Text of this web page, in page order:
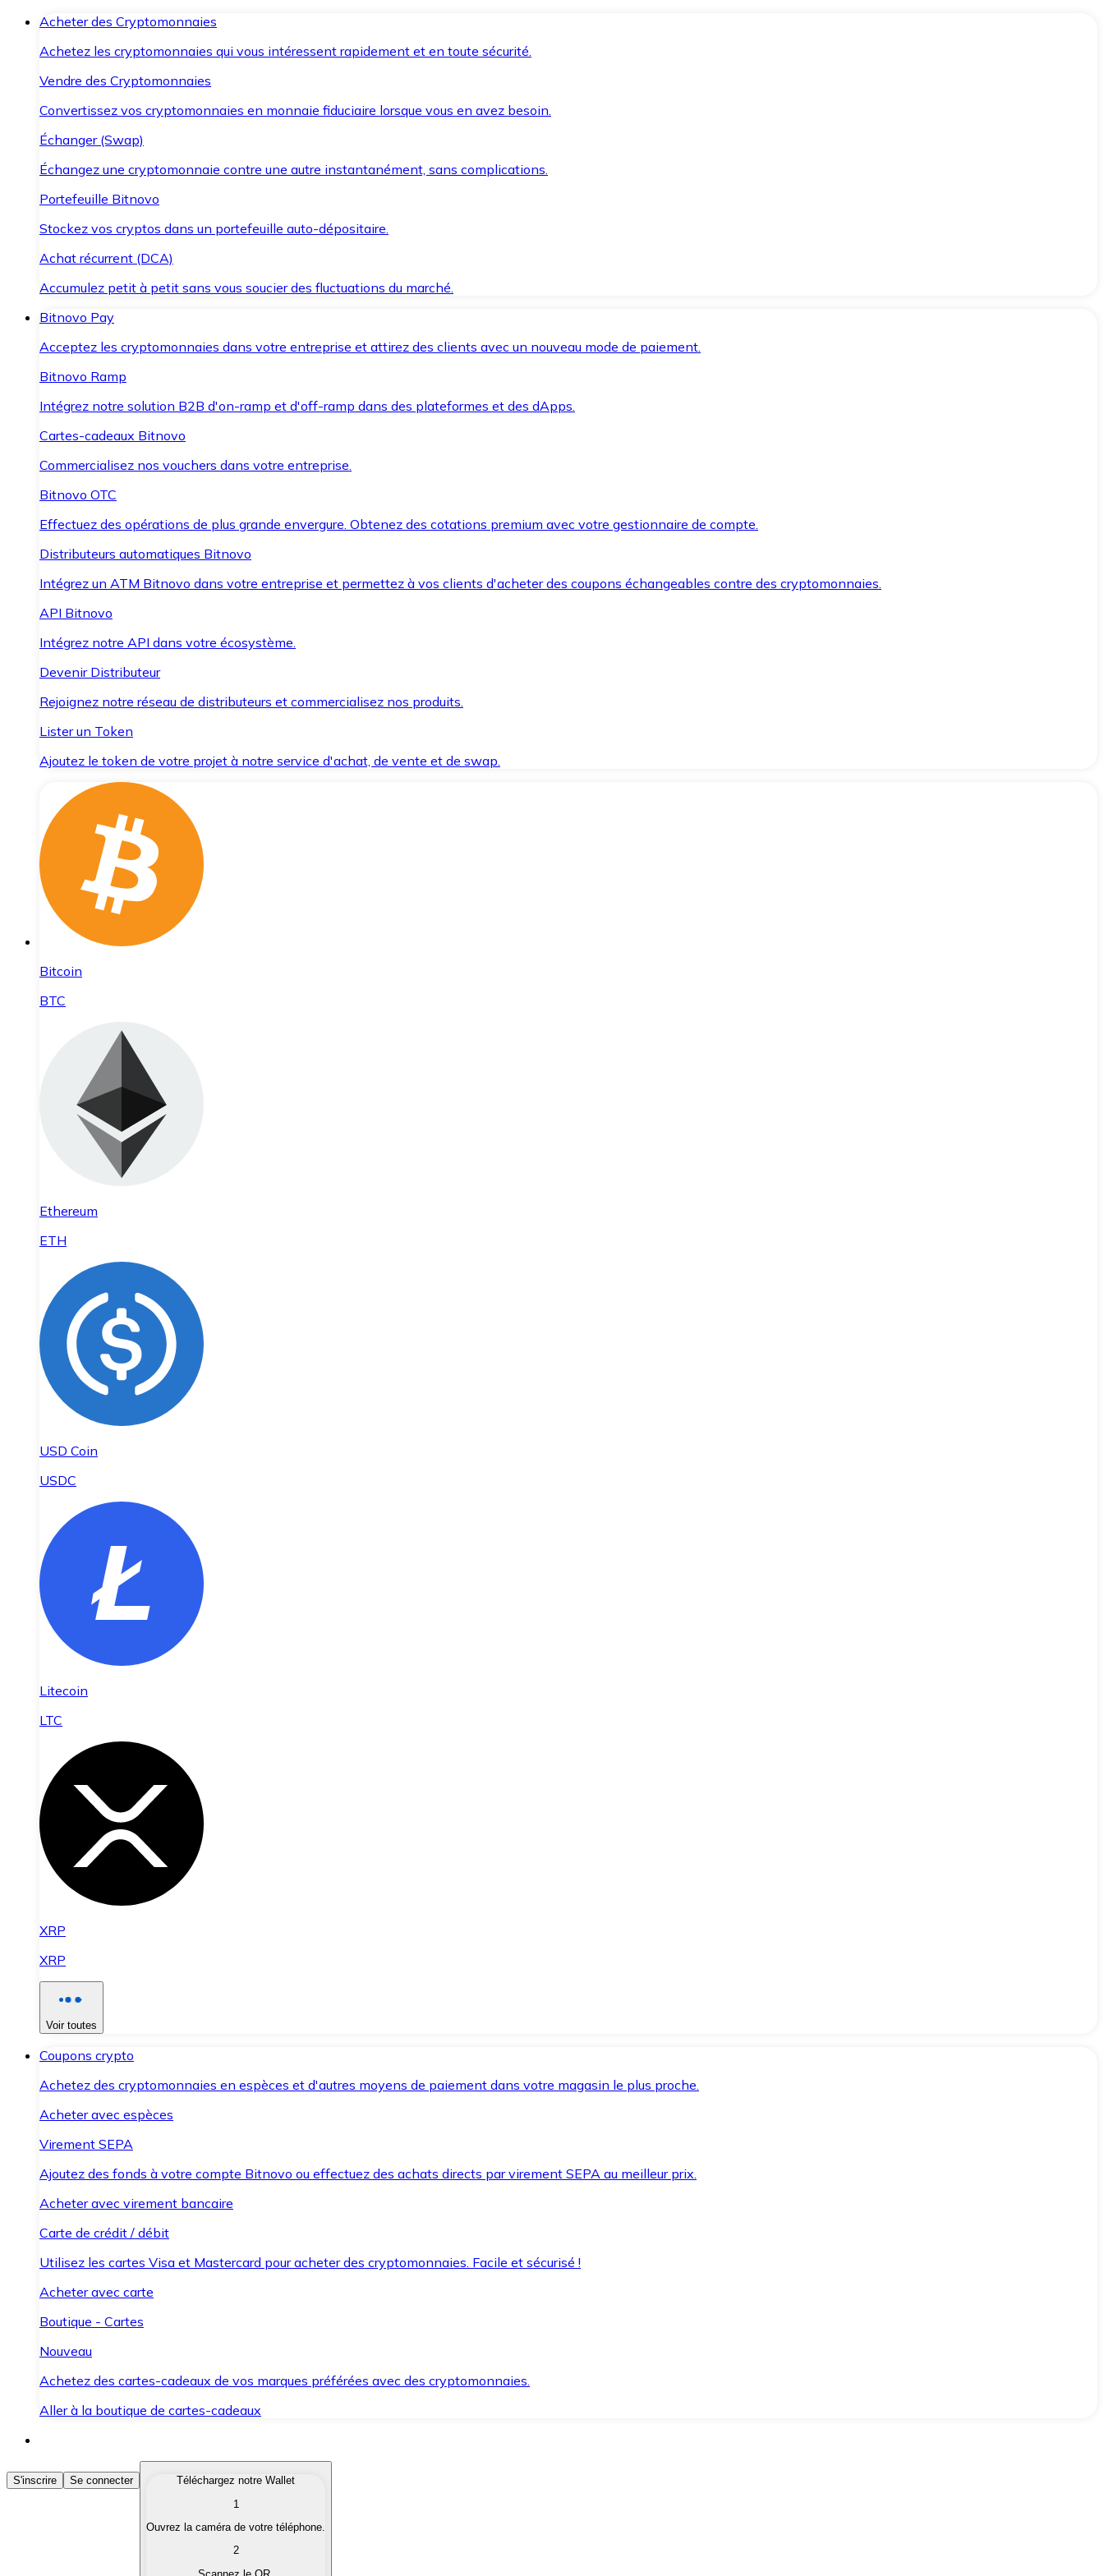
Acheter des Cryptomonnaies
Achetez les cryptomonnaies qui vous intéressent rapidement et en toute sécurité.
Vendre des Cryptomonnaies
Convertissez vos cryptomonnaies en monnaie fiduciaire lorsque vous en avez besoin.
Échanger (Swap)
Échangez une cryptomonnaie contre une autre instantanément, sans complications.
Portefeuille Bitnovo
Stockez vos cryptos dans un portefeuille auto-dépositaire.
Achat récurrent (DCA)
Accumulez petit à petit sans vous soucier des fluctuations du marché.
Bitnovo Pay
Acceptez les cryptomonnaies dans votre entreprise et attirez des clients avec un nouveau mode de paiement.
Bitnovo Ramp
Intégrez notre solution B2B d'on-ramp et d'off-ramp dans des plateformes et des dApps.
Cartes-cadeaux Bitnovo
Commercialisez nos vouchers dans votre entreprise.
Bitnovo OTC
Effectuez des opérations de plus grande envergure. Obtenez des cotations premium avec votre gestionnaire de compte.
Distributeurs automatiques Bitnovo
Intégrez un ATM Bitnovo dans votre entreprise et permettez à vos clients d'acheter des coupons échangeables contre des cryptomonnaies.
API Bitnovo
Intégrez notre API dans votre écosystème.
Devenir Distributeur
Rejoignez notre réseau de distributeurs et commercialisez nos produits.
Lister un Token
Ajoutez le token de votre projet à notre service d'achat, de vente et de swap.
Bitcoin
BTC
Ethereum
ETH
USD Coin
USDC
Litecoin
LTC
XRP
XRP
Voir toutes
Coupons crypto
Achetez des cryptomonnaies en espèces et d'autres moyens de paiement dans votre magasin le plus proche.
Acheter avec espèces
Virement SEPA
Ajoutez des fonds à votre compte Bitnovo ou effectuez des achats directs par virement SEPA au meilleur prix.
Acheter avec virement bancaire
Carte de crédit / débit
Utilisez les cartes Visa et Mastercard pour acheter des cryptomonnaies. Facile et sécurisé !
Acheter avec carte
Boutique - Cartes
Nouveau
Achetez des cartes-cadeaux de vos marques préférées avec des cryptomonnaies.
Aller à la boutique de cartes-cadeaux
Acheter des Cryptomonnaies
Achetez les cryptomonnaies qui vous intéressent rapidement et en toute sécurité.
Convertissez vos cryptomonnaies en monnaie fiduciaire lorsque vous en avez besoin.
S'inscrire Se connecter
Téléchargez notre Wallet
1
Ouvrez la caméra de votre téléphone.
2